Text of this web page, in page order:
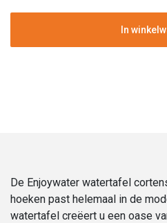
Cortenstaal
Hoeken
120
cm
aantal
In
De Enjoywater watertafel
hoeken past helemaal in de
watertafel creëert u een oase